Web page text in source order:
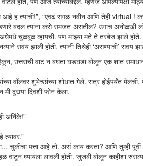
आहे हं त्यांची!”, “एवढं सगळं नवीन आणि तेही virtual
बदल त्यांना कसे समजत असतील? उगाच अनोळखी
अधेमधे चुळबूळ व्हायची. पण माझ्या मते ते तरबेज झाले
सवय झाली होती. त्यांनी तिथेही ‘असण्याची’ सवय
उत्तराची वाट न बघता घडघडा बोलून एक शांत
वॉलवर शुभेच्छांच्या शोधात गेले. रात्र होईपर्यंत
दुसर्‍या दिवशी फोन केला.
अर्निके!”
चुकीचा पत्ता आहे तो. असं काय करता? आणि तुम्ही
वाटून घ्यायला लावली होती. जुजबी बोलून काहीशा